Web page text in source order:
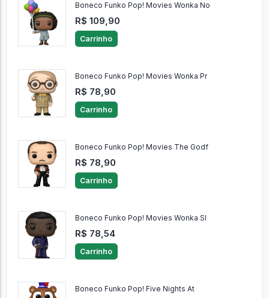
Boneco Funko Pop! Movies Wonka No
R$ 109,90
Carrinho
Boneco Funko Pop! Movies Wonka Pr
R$ 78,90
Carrinho
Boneco Funko Pop! Movies The Godf
R$ 78,90
Carrinho
Boneco Funko Pop! Movies Wonka Sl
R$ 78,54
Carrinho
Boneco Funko Pop! Five Nights At